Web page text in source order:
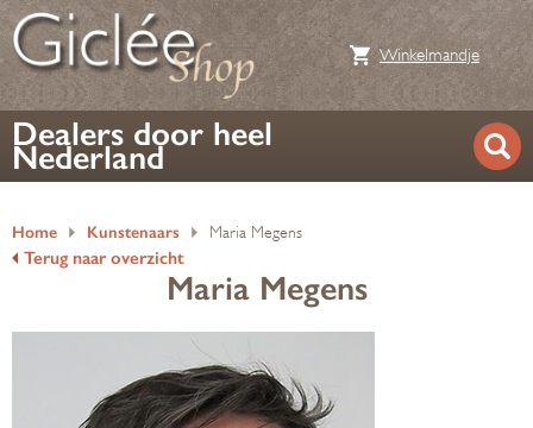
Winkelmandje
Dealers door heel
Nederland
Home Kunstenaars Maria Megens
Terug naar overzicht
Maria Megens